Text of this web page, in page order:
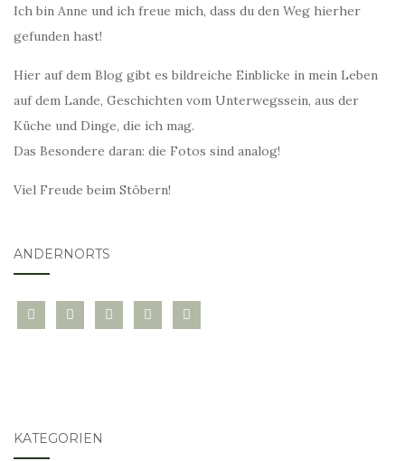
Ich bin Anne und ich freue mich, dass du den Weg hierher
gefunden hast!
Hier auf dem Blog gibt es bildreiche Einblicke in mein Leben
auf dem Lande, Geschichten vom Unterwegssein, aus der
Küche und Dinge, die ich mag.
Das Besondere daran: die Fotos sind analog!
Viel Freude beim Stöbern!
ANDERNORTS
bloglovininstagramtwitter pinterest
mail
KATEGORIEN